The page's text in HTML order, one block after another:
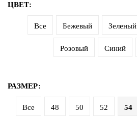
ЦВЕТ:
Все Бежевый Зеленый
Розовый Синий
РАЗМЕР:
Все 48 50 52 54